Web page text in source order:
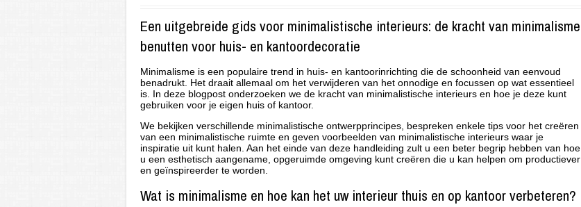
Een uitgebreide gids voor minimalistische interieurs: de kracht van minimalisme
benutten voor huis- en kantoordecoratie
Minimalisme is een populaire trend in huis- en kantoorinrichting die de schoonheid van eenvoud
benadrukt. Het draait allemaal om het verwijderen van het onnodige en focussen op wat essentieel
is. In deze blogpost onderzoeken we de kracht van minimalistische interieurs en hoe je deze kunt
gebruiken voor je eigen huis of kantoor.
We bekijken verschillende minimalistische ontwerpprincipes, bespreken enkele tips voor het creëren
van een minimalistische ruimte en geven voorbeelden van minimalistische interieurs waar je
inspiratie uit kunt halen. Aan het einde van deze handleiding zult u een beter begrip hebben van hoe
u een esthetisch aangename, opgeruimde omgeving kunt creëren die u kan helpen om productiever
en geïnspireerder te worden.
Wat is minimalisme en hoe kan het uw interieur thuis en op kantoor verbeteren?